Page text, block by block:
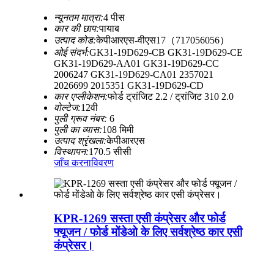
न्यूनतम मात्रा:4 पीस
कार की छाप:पायाब
उत्पाद कोड:केपीआरएस-वीएस17（717056056）
ओई संदर्भ:GK31-19D629-CB GK31-19D629-CE
GK31-19D629-AA01 GK31-19D629-CC
2006247 GK31-19D629-CA01 2357021
2026699 2015351 GK31-19D629-CD
कार एप्लीकेशन:फोर्ड ट्रांजिट 2.2 / ट्रांजिट 310 2.0
वोल्टेज:12वी
पुली ग्रूव नंबर: 6
पुली का व्यास:108 मिमी
उत्पाद श्रृंखला:केपीआरएस
विस्थापन:170.5 सीसी
जाँच करनाविवरण
KPR-1269 सस्ता एसी कंप्रेसर और फोर्ड
फ्यूजन / फोर्ड मोंडेओ के लिए सर्वश्रेष्ठ कार एसी
कंप्रेसर।